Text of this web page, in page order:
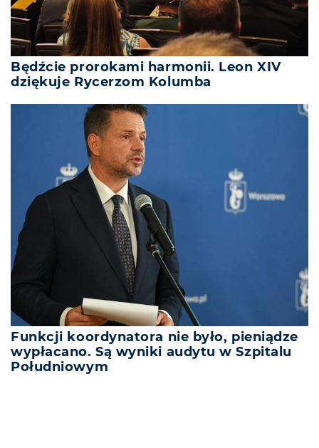
Będźcie prorokami harmonii. Leon XIV
dziękuje Rycerzom Kolumba
Funkcji koordynatora nie było, pieniądze
wypłacano. Są wyniki audytu w Szpitalu
Południowym